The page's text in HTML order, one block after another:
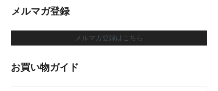
メルマガ登録
メルマガ登録はこちら
お買い物ガイド